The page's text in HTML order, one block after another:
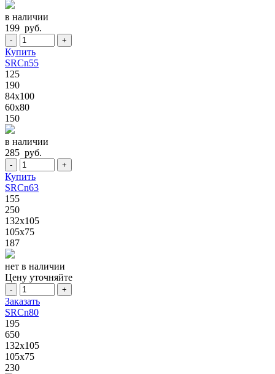
в наличии
199 руб.
- +
Купить
SRCn55
125
190
84x100
60x80
150
в наличии
285 руб.
- +
Купить
SRCn63
155
250
132x105
105x75
187
нет в наличии
Цену уточняйте
- +
Заказать
SRCn80
195
650
132x105
105x75
230